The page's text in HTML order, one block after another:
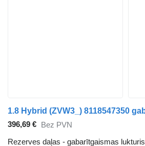
396,69 €
Bez PVN
Rezerves daļas - gabarītgaismas lukturis